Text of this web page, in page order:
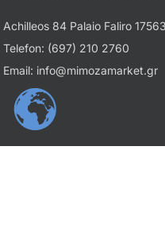
Achilleos 84 Palaio Faliro
Telefon: (697) 210 2760
Email: info@mimozamarket.gr